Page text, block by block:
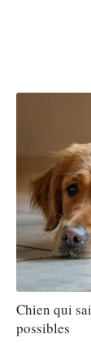
Chien qui
possibles